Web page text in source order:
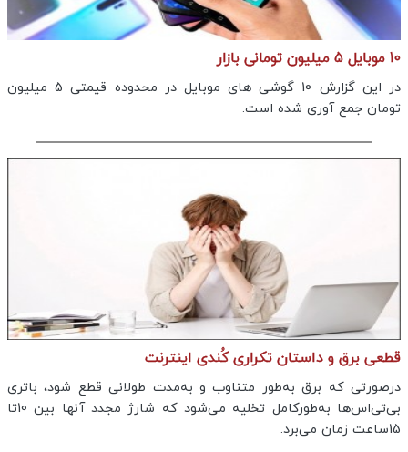
10 موبایل 5 میلیون تومانی بازار
در این گزارش 10 گوشی های موبایل در محدوده قیمتی 5 میلیون
تومان جمع آوری شده است.
قطعی برق و داستان تکراری کُندی اینترنت
درصورتی که برق به‌طور متناوب و به‌مدت طولانی قطع شود، باتری
بی‌تی‌اس‌ها به‌طورکامل تخلیه می‌شود که شارژ مجدد آنها بین 10تا
15ساعت زمان می‌برد.